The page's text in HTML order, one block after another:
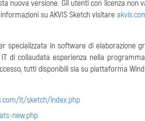
nuova versione. Gli utenti con licenza non
su AKVIS Sketch visitare
specializzata in software di elaborazione
di collaudata esperienza nella
tutti disponibili sia su piattaforma
it/sketch/index.php
new.php